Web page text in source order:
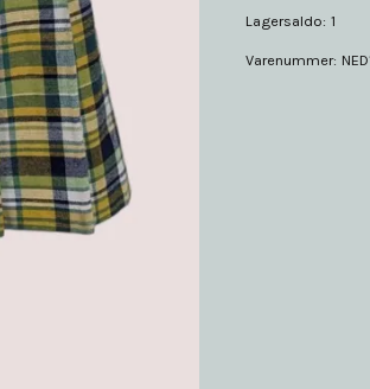
Lagersaldo: 1
Varenummer: